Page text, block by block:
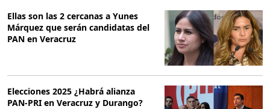
Ellas son las 2 cercanas a Yunes
Márquez que serán candidatas del
PAN en Veracruz
Elecciones 2025 ¿Habrá alianza
PAN-PRI en Veracruz y Durango?